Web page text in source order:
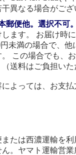
異なる場合がござ
郵便他。選択不可
ます。 お届け時
未満の場合で、
この場合でも、
送料はご負担い
よっては、お支
たは西濃運輸を
。ヤマト運輸営